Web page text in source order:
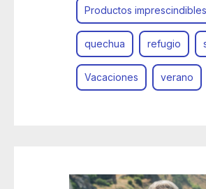
Productos imprescindibles
quechua refugio
Vacaciones verano